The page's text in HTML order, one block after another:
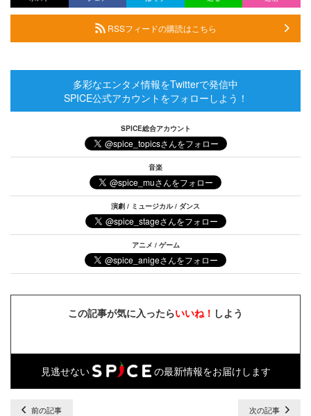
RSSフィードの購読はこちら
多彩なエンタメ情報をTwitterで発信中
SPICE公式アカウントをフォローしよう！
SPICE総合アカウント
音楽
演劇 / ミュージカル / ダンス
アニメ / ゲーム
この記事が気に入ったらいいね！ しよう
見逃せない の最新情報をお届けします
前の記事 次の記事